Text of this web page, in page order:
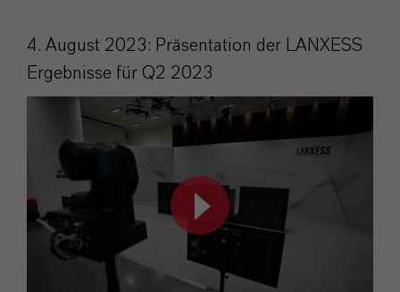
4. August 2023: Präsentation der LANXESS
Ergebnisse für Q2 2023